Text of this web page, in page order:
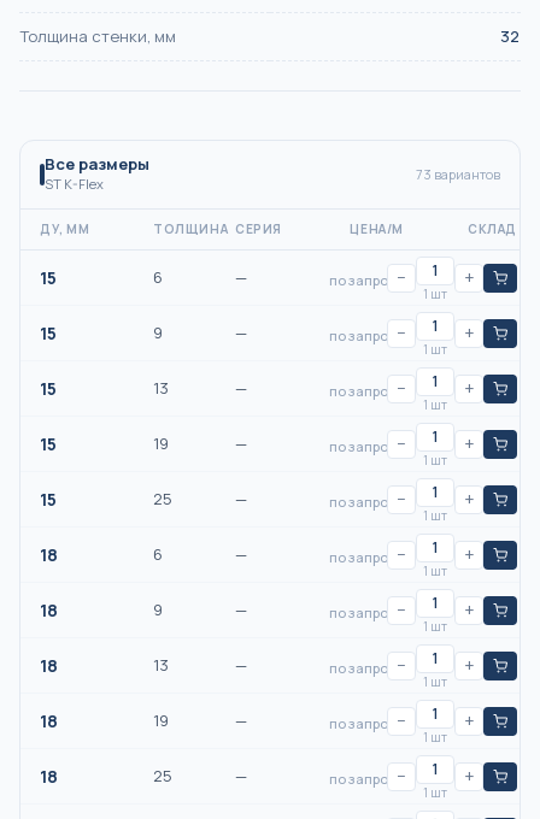
Толщина стенки, мм 32
Все размеры
ST K-Flex
73 вариантов
ДУ, ММ ТОЛЩИНА СЕРИЯ ЦЕНА/М СКЛАД
15 6 — по запросу−
1 шт
+
15 9 — по запросу−
1 шт
+
15 13 — по запросу−
1 шт
+
15 19 — по запросу−
1 шт
+
15 25 — по запросу−
1 шт
+
18 6 — по запросу−
1 шт
+
18 9 — по запросу−
1 шт
+
18 13 — по запросу−
1 шт
+
18 19 — по запросу−
1 шт
+
18 25 — по запросу−
1 шт
+